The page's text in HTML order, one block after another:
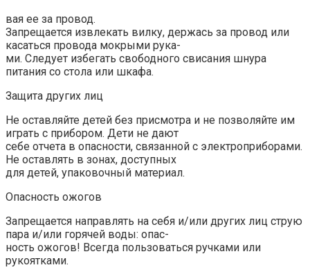
вая ее за провод.
Запрещается извлекать вилку, держась за провод или
касаться провода мокрыми рука-
ми. Следует избегать свободного свисания шнура
питания со стола или шкафа.
Защита других лиц
Не оставляйте детей без присмотра и не позволяйте им
играть с прибором. Дети не дают
себе отчета в опасности, связанной с электроприборами.
Не оставлять в зонах, доступных
для детей, упаковочный материал.
Опасность ожогов
Запрещается направлять на себя и/или других лиц струю
пара и/или горячей воды: опас-
ность ожогов! Всегда пользоваться ручками или
рукоятками.